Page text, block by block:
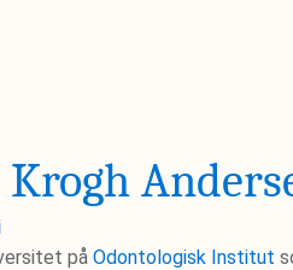
på Odontologisk Institut